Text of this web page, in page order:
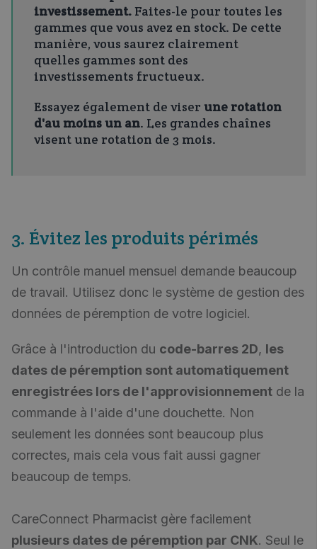
investissement. Faites-le pour toutes les
gammes que vous avez en stock. De cette
manière, vous saurez clairement
quelles gammes sont des
investissements fructueux.
Essayez également de viser une rotation
d'au moins un an. Les grandes chaînes
visent une rotation de 3 mois.
3. Évitez les produits périmés
Un contrôle manuel mensuel demande beaucoup
de travail. Utilisez donc le système de gestion des
données de péremption de votre logiciel.
Grâce à l'introduction du code-barres 2D, les
dates de péremption sont automatiquement
enregistrées lors de l'approvisionnement de la
commande à l'aide d'une douchette. Non
seulement les données sont beaucoup plus
correctes, mais cela vous fait aussi gagner
beaucoup de temps.
CareConnect Pharmacist gère facilement
plusieurs dates de péremption par CNK. Seul le